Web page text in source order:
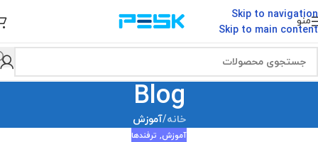
Skip to navigation
Skip to main content
منو
Blog
خانه/آموزش
آموزش, ترفندها